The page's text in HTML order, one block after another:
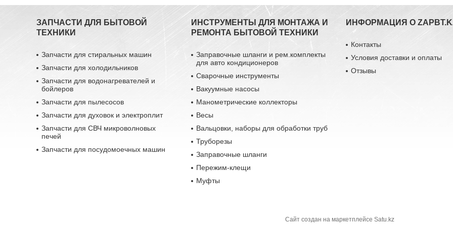
ЗАПЧАСТИ ДЛЯ БЫТОВОЙ
ТЕХНИКИ
Запчасти для стиральных машин
Запчасти для холодильников
Запчасти для водонагревателей и
бойлеров
Запчасти для пылесосов
Запчасти для духовок и электроплит
Запчасти для СВЧ микроволновых
печей
Запчасти для посудомоечных машин
ИНСТРУМЕНТЫ ДЛЯ МОНТАЖА И
РЕМОНТА БЫТОВОЙ ТЕХНИКИ
Заправочные шланги и рем.комплекты
для авто кондиционеров
Сварочные инструменты
Вакуумные насосы
Манометрические коллекторы
Весы
Вальцовки, наборы для обработки труб
Труборезы
Заправочные шланги
Пережим-клещи
Муфты
ИНФОРМАЦИЯ О
Контакты
Условия доставки и оплаты
Отзывы
Сайт создан на маркетплейсе Satu.kz